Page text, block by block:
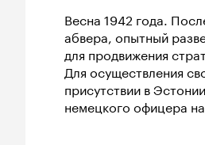
Весна 1942 года.
абвера, опытный
для продвижения
Для осуществления
присутствии в
немецкого офицера